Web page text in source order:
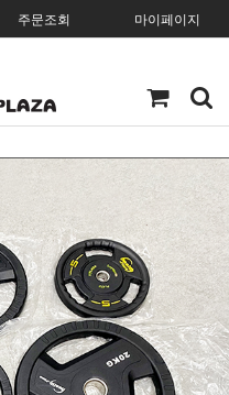
주문조회 마이페이지